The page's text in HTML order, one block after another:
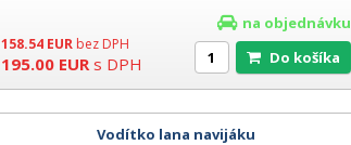
158.54 EUR bez DPH
195.00 EUR s DPH
na objednávku
Do košíka
Vodítko lana navijáku